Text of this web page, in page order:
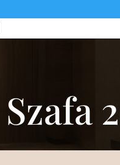
Szafa